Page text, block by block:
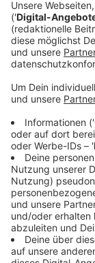
Außerdem